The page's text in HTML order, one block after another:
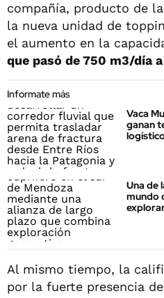
compañía, producto de
la nueva unidad de
el aumento en la
que pasó de 750 m3/día
Informate más
Vaca
ganan
Una de
mundo
Al mismo tiempo, la
por la fuerte presencia